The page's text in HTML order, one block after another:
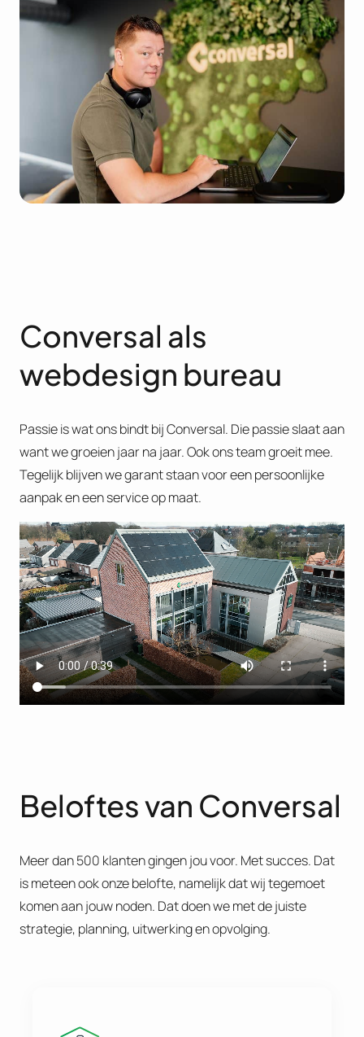
Conversal als
webdesign bureau
Passie is wat ons bindt bij Conversal. Die passie slaat aan
want we groeien jaar na jaar. Ook ons team groeit mee.
Tegelijk blijven we garant staan voor een persoonlijke
aanpak en een service op maat.
Beloftes van Conversal
Meer dan 500 klanten gingen jou voor. Met succes. Dat
is meteen ook onze belofte, namelijk dat wij tegemoet
komen aan jouw noden. Dat doen we met de juiste
strategie, planning, uitwerking en opvolging.